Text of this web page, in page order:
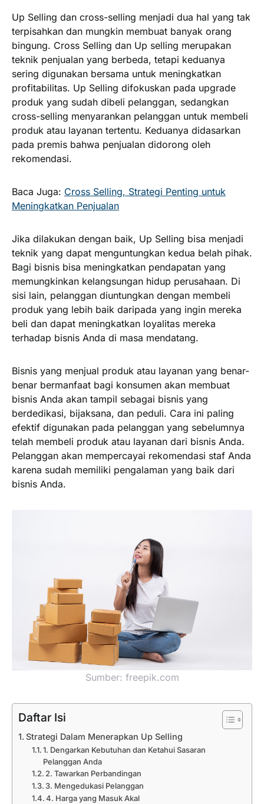
Up Selling dan cross-selling menjadi dua hal yang tak
terpisahkan dan mungkin membuat banyak orang
bingung. Cross Selling dan Up selling merupakan
teknik penjualan yang berbeda, tetapi keduanya
sering digunakan bersama untuk meningkatkan
profitabilitas. Up Selling difokuskan pada upgrade
produk yang sudah dibeli pelanggan, sedangkan
cross-selling menyarankan pelanggan untuk membeli
produk atau layanan tertentu. Keduanya didasarkan
pada premis bahwa penjualan didorong oleh
rekomendasi.
Baca Juga: Cross Selling, Strategi Penting untuk
Meningkatkan Penjualan
Jika dilakukan dengan baik, Up Selling bisa menjadi
teknik yang dapat menguntungkan kedua belah pihak.
Bagi bisnis bisa meningkatkan pendapatan yang
memungkinkan kelangsungan hidup perusahaan. Di
sisi lain, pelanggan diuntungkan dengan membeli
produk yang lebih baik daripada yang ingin mereka
beli dan dapat meningkatkan loyalitas mereka
terhadap bisnis Anda di masa mendatang.
Bisnis yang menjual produk atau layanan yang benar-
benar bermanfaat bagi konsumen akan membuat
bisnis Anda akan tampil sebagai bisnis yang
berdedikasi, bijaksana, dan peduli. Cara ini paling
efektif digunakan pada pelanggan yang sebelumnya
telah membeli produk atau layanan dari bisnis Anda.
Pelanggan akan mempercayai rekomendasi staf Anda
karena sudah memiliki pengalaman yang baik dari
bisnis Anda.
Sumber: freepik.com
Daftar Isi
Strategi Dalam Menerapkan Up Selling
1. Dengarkan Kebutuhan dan Ketahui Sasaran
Pelanggan Anda
2. Tawarkan Perbandingan
3. Mengedukasi Pelanggan
4. Harga yang Masuk Akal